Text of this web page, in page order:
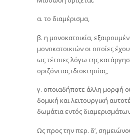
α. το διαμέρισμα,
β. η μονοκατοικία,
μονοκατοικιών οι οποίες
ως τέτοιες λόγω της
οριζόντιας ιδιοκτησίας,
γ. οποιαδήποτε άλλη μορφή
δομική και λειτουργική
δωμάτια εντός
Ως προς την περ. δ’,